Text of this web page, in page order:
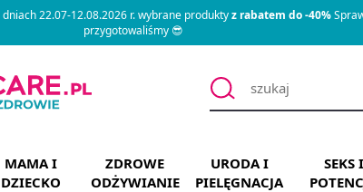
22.07-12.08.2026 r. wybrane produktyz rabatem do -40%
przygotowaliśmy 😎
MAMA I
DZIECKO
ZDROWE
ODŻYWIANIE
URODA I
PIELĘGNACJA
SEKS I